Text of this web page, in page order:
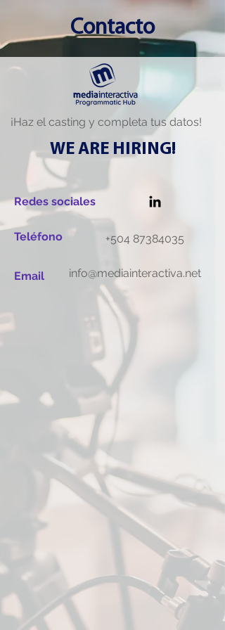
Contacto
¡Haz el casting y completa tus datos!
WE ARE HIRING!
Redes sociales
Teléfono +504 87384035
Email info@mediainteractiva.net